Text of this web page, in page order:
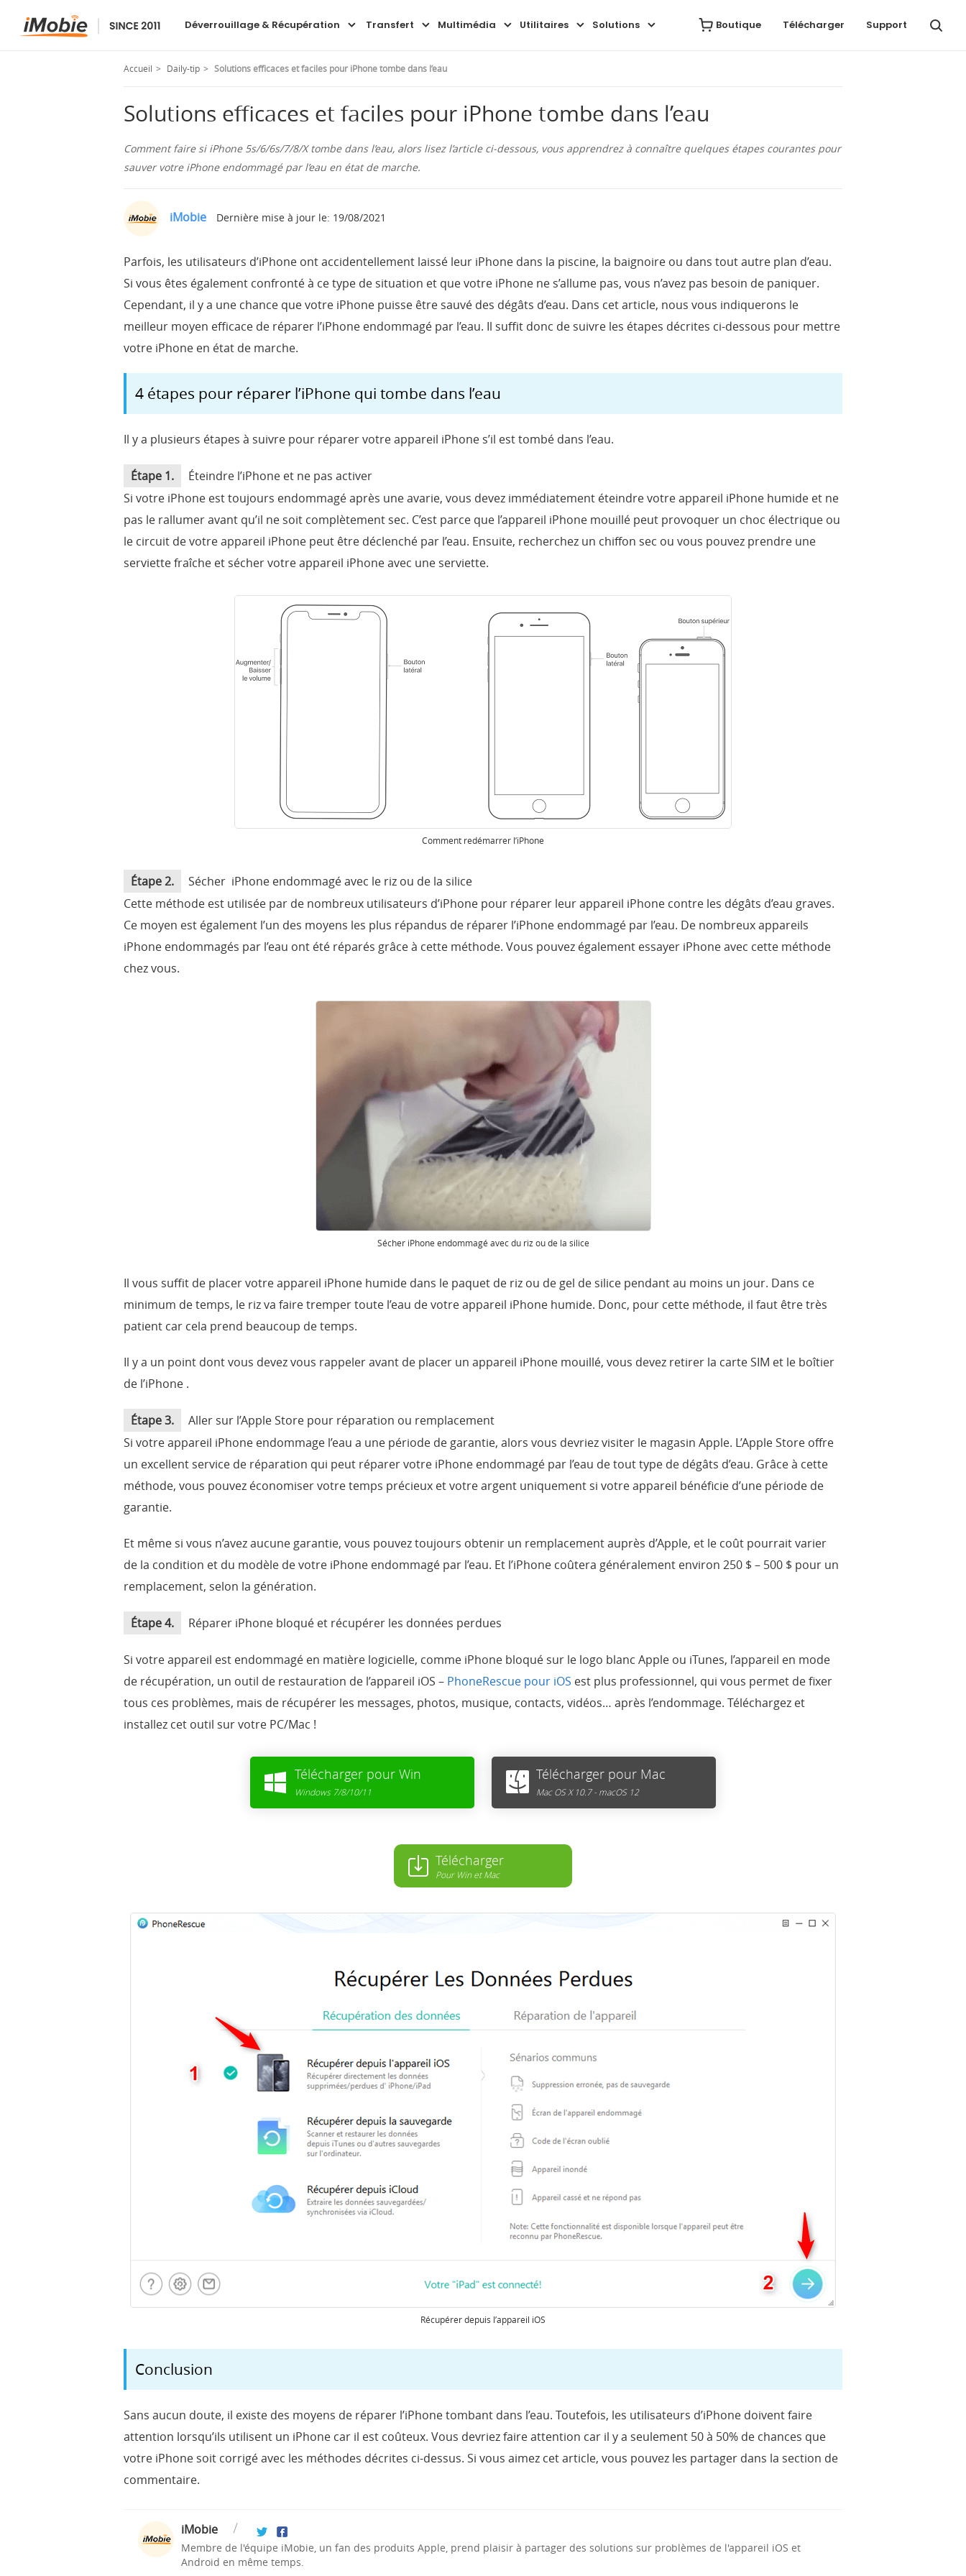
Boutique Télécharger Support
Déverrouillage & Récupération Transfert Multimédia Utilitaires Solutions
PhoneRescue Aperçu Guide FAQ Avis Télécharger Acheter
Accueil Daily-tip Solutions efficaces et faciles pour iPhone tombe dans l’eau
Solutions efficaces et faciles pour iPhone tombe dans l’eau
Comment faire si iPhone 5s/6/6s/7/8/X tombe dans l’eau, alors lisez l’article ci-dessous, vous apprendrez à connaître quelques étapes courantes pour
sauver votre iPhone endommagé par l’eau en état de marche.
iMobie Dernière mise à jour le: 19/08/2021
Parfois, les utilisateurs d’iPhone ont accidentellement laissé leur iPhone dans la piscine, la baignoire ou dans tout autre plan d’eau.
Si vous êtes également confronté à ce type de situation et que votre iPhone ne s’allume pas, vous n’avez pas besoin de paniquer.
Cependant, il y a une chance que votre iPhone puisse être sauvé des dégâts d’eau. Dans cet article, nous vous indiquerons le
meilleur moyen efficace de réparer l’iPhone endommagé par l’eau. Il suffit donc de suivre les étapes décrites ci-dessous pour mettre
votre iPhone en état de marche.
4 étapes pour réparer l’iPhone qui tombe dans l’eau
Il y a plusieurs étapes à suivre pour réparer votre appareil iPhone s’il est tombé dans l’eau.
Étape 1.
Éteindre l’iPhone et ne pas activer
Si votre iPhone est toujours endommagé après une avarie, vous devez immédiatement éteindre votre appareil iPhone humide et ne
pas le rallumer avant qu’il ne soit complètement sec. C’est parce que l’appareil iPhone mouillé peut provoquer un choc électrique ou
le circuit de votre appareil iPhone peut être déclenché par l’eau. Ensuite, recherchez un chiffon sec ou vous pouvez prendre une
serviette fraîche et sécher votre appareil iPhone avec une serviette.
Comment redémarrer l’iPhone
Étape 2.
Sécher iPhone endommagé avec le riz ou de la silice
Cette méthode est utilisée par de nombreux utilisateurs d’iPhone pour réparer leur appareil iPhone contre les dégâts d’eau graves.
Ce moyen est également l’un des moyens les plus répandus de réparer l’iPhone endommagé par l’eau. De nombreux appareils
iPhone endommagés par l’eau ont été réparés grâce à cette méthode. Vous pouvez également essayer iPhone avec cette méthode
chez vous.
Sécher iPhone endommagé avec du riz ou de la silice
Il vous suffit de placer votre appareil iPhone humide dans le paquet de riz ou de gel de silice pendant au moins un jour. Dans ce
minimum de temps, le riz va faire tremper toute l’eau de votre appareil iPhone humide. Donc, pour cette méthode, il faut être très
patient car cela prend beaucoup de temps.
Il y a un point dont vous devez vous rappeler avant de placer un appareil iPhone mouillé, vous devez retirer la carte SIM et le boîtier
de l’iPhone .
Étape 3.
Aller sur l’Apple Store pour réparation ou remplacement
Si votre appareil iPhone endommage l’eau a une période de garantie, alors vous devriez visiter le magasin Apple. L’Apple Store offre
un excellent service de réparation qui peut réparer votre iPhone endommagé par l’eau de tout type de dégâts d’eau. Grâce à cette
méthode, vous pouvez économiser votre temps précieux et votre argent uniquement si votre appareil bénéficie d’une période de
garantie.
Et même si vous n’avez aucune garantie, vous pouvez toujours obtenir un remplacement auprès d’Apple, et le coût pourrait varier
de la condition et du modèle de votre iPhone endommagé par l’eau. Et l’iPhone coûtera généralement environ 250 $ – 500 $ pour un
remplacement, selon la génération.
Étape 4. Réparer iPhone bloqué et récupérer les données perdues
Si votre appareil est endommagé en matière logicielle, comme iPhone bloqué sur le logo blanc Apple ou iTunes, l’appareil en mode
de récupération, un outil de restauration de l’appareil iOS – PhoneRescue pour iOS est plus professionnel, qui vous permet de fixer
tous ces problèmes, mais de récupérer les messages, photos, musique, contacts, vidéos… après l’endommage. Téléchargez et
installez cet outil sur votre PC/Mac !
Télécharger pour Win
Windows 7/8/10/11
Télécharger pour Mac
Mac OS X 10.7 - macOS 12
Télécharger
Pour Win et Mac
Récupérer depuis l’appareil iOS
Conclusion
Sans aucun doute, il existe des moyens de réparer l’iPhone tombant dans l’eau. Toutefois, les utilisateurs d’iPhone doivent faire
attention lorsqu’ils utilisent un iPhone car il est coûteux. Vous devriez faire attention car il y a seulement 50 à 50% de chances que
votre iPhone soit corrigé avec les méthodes décrites ci-dessus. Si vous aimez cet article, vous pouvez les partager dans la section de
commentaire.
iMobie
Membre de l'équipe iMobie, un fan des produits Apple, prend plaisir à partager des solutions sur problèmes de l'appareil iOS et
Android en même temps.